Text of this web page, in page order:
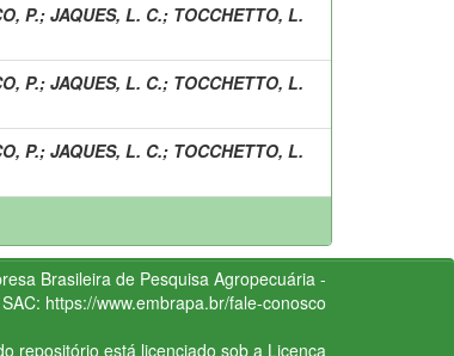
P.; JAQUES, L. C.; TOCCHETTO, L.
P.; JAQUES, L. C.; TOCCHETTO, L.
P.; JAQUES, L. C.; TOCCHETTO, L.
Brasileira de Pesquisa Agropecuária -
SAC: https://www.embrapa.br/fale-conosco
repositório está licenciado sob a Licença